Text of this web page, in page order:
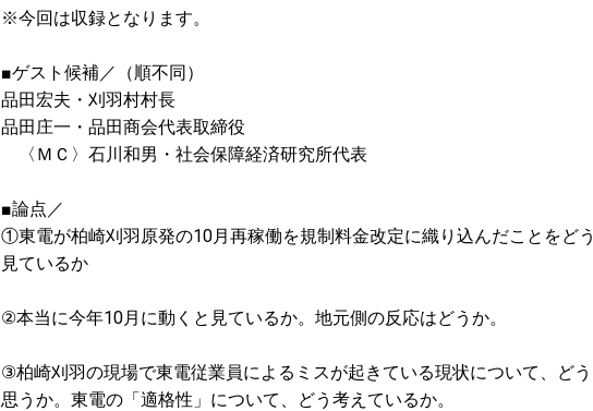
※今回は収録となります。
■ゲスト候補／（順不同）
品田宏夫・刈羽村村長
品田庄一・品田商会代表取締役
〈ＭＣ〉石川和男・社会保障経済研究所代表
■論点／
①東電が柏崎刈羽原発の10月再稼働を規制料金改定に織り込んだことをどう
見ているか
②本当に今年10月に動くと見ているか。地元側の反応はどうか。
③柏崎刈羽の現場で東電従業員によるミスが起きている現状について、どう
思うか。東電の「適格性」について、どう考えているか。